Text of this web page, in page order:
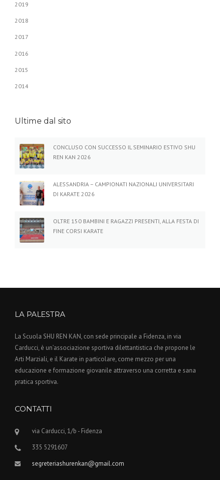
2019
2018
2017
2016
2015
2014
Ultime dal sito
CONCLUSO CON SUCCESSO IL SEMINARIO ESTIVO SHU
REN KAN 2026
ALESSANDRIA – CAMPIONATI NAZIONALI UNIVERSITARI
DI KARATE 2026
OLTRE 150 BAMBINI E RAGAZZI PRESENTI, ALLA FESTA DI
FINE CORSI KARATE
LA PALESTRA
La Scuola SHU REN KAN, con sede principale a Fidenza, in via
Carducci, è un’associazione sportiva dilettantistica che propone le
Arti Marziali, e il Karate in particolare, come mezzo per una
educazione e formazione giovanile attraverso una corretta e sana
pratica sportiva.
CONTATTI
via Carducci, 1/b - Fidenza
335 5291607
segreteriashurenkan@gmail.com